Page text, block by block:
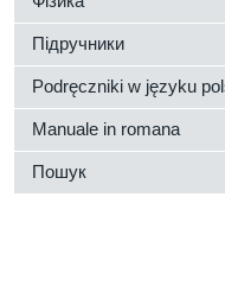
Підручники
Podręczniki w języku
Manuale in romana
Пошук